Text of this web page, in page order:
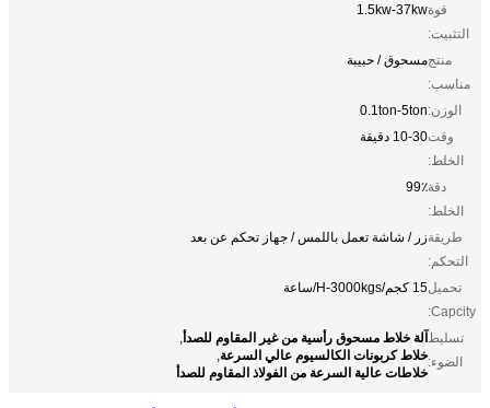
قوة
التثبيت:
1.5kw-37kw
منتج
مناسب:
مسحوق / حبيبة
الوزن:0.1ton-5ton
وقت
الخلط:
10-30 دقيقة
دقة
الخلط:
99٪
طريقة
التحكم:
زر / شاشة تعمل باللمس / جهاز تحكم عن بعد
تحميل
Capcity:
15 كجم/H-3000kgs/ساعة
تسليط
الضوء:
آلة خلاط مسحوق رأسية من غير المقاوم للصدأ,
خلاط كربونات الكالسيوم عالي السرعة,
خلاطات عالية السرعة من الفولاذ المقاوم للصدأ